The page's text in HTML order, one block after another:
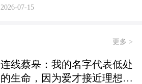
2026-07-15
更多 >
连线蔡皋：我的名字代表低处
的生命，因为爱才接近理想的